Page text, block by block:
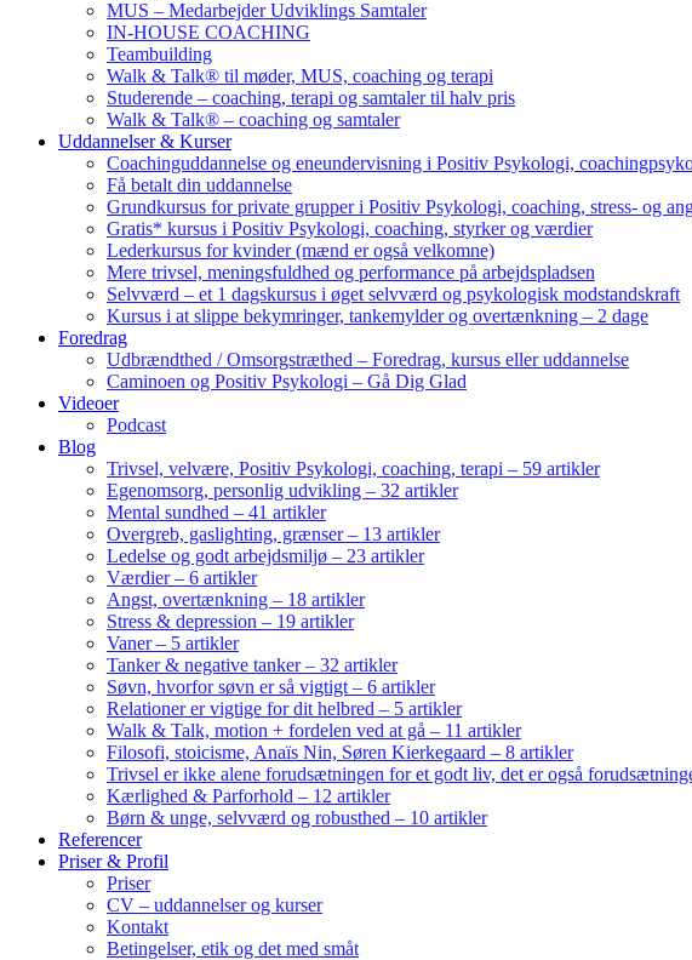
MUS – Medarbejder Udviklings Samtaler
IN-HOUSE COACHING
Teambuilding
Walk & Talk® til møder, MUS, coaching og terapi
Studerende – coaching, terapi og samtaler til halv pris
Walk & Talk® – coaching og samtaler
Uddannelser & Kurser
Coachinguddannelse og eneundervisning i Positiv Psykologi,
Få betalt din uddannelse
Grundkursus for private grupper i Positiv Psykologi, coaching, stress- og
Gratis* kursus i Positiv Psykologi, coaching, styrker og værdier
Lederkursus for kvinder (mænd er også velkomne)
Mere trivsel, meningsfuldhed og performance på arbejdspladsen
Selvværd – et 1 dagskursus i øget selvværd og psykologisk modstandskraft
Kursus i at slippe bekymringer, tankemylder og overtænkning – 2 dage
Foredrag
Udbrændthed / Omsorgstræthed – Foredrag, kursus eller uddannelse
Caminoen og Positiv Psykologi – Gå Dig Glad
Videoer
Podcast
Blog
Trivsel, velvære, Positiv Psykologi, coaching, terapi – 59 artikler
Egenomsorg, personlig udvikling – 32 artikler
Mental sundhed – 41 artikler
Overgreb, gaslighting, grænser – 13 artikler
Ledelse og godt arbejdsmiljø – 23 artikler
Værdier – 6 artikler
Angst, overtænkning – 18 artikler
Stress & depression – 19 artikler
Vaner – 5 artikler
Tanker & negative tanker – 32 artikler
Søvn, hvorfor søvn er så vigtigt – 6 artikler
Relationer er vigtige for dit helbred – 5 artikler
Walk & Talk, motion + fordelen ved at gå – 11 artikler
Filosofi, stoicisme, Anaïs Nin, Søren Kierkegaard – 8 artikler
Trivsel er ikke alene forudsætningen for et godt liv, det er også
Kærlighed & Parforhold – 12 artikler
Børn & unge, selvværd og robusthed – 10 artikler
Referencer
Priser & Profil
Priser
CV – uddannelser og kurser
Kontakt
Betingelser, etik og det med småt